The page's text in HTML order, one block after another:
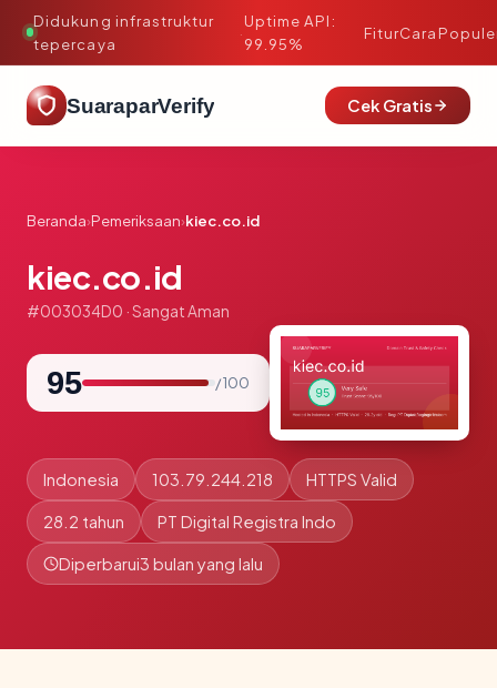
Didukung infrastruktur
tepercaya
·
Uptime API:
99.95%
FiturCara
SuaraparVerify Cek Gratis
Beranda›Pemeriksaan›kiec.co.id
kiec.co.id
#003034D0 · Sangat Aman
95 / 100
Indonesia 103.79.244.218 HTTPS Valid
28.2 tahun PT Digital Registra Indo
Diperbarui3 bulan yang lalu